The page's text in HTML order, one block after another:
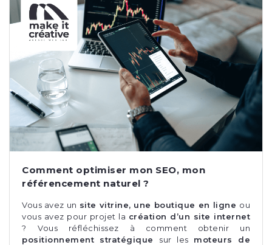
Comment optimiser mon SEO, mon
référencement naturel ?
Vous avez un site vitrine, une boutique en ligne ou
vous avez pour projet la création d’un site internet
?
Vous réfléchissez à comment obtenir un
positionnement stratégique sur les moteurs de